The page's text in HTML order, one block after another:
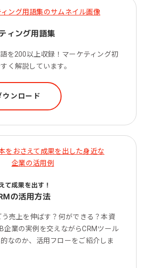
ィング用語集
を200以上収録！マーケティング初
く解説しています。
ウンロード
て成果を出す！
の活用方法
売上を伸ばす？何ができる？本資
企業の実例を交えながらCRMツール
なのか、活用フローをご紹介しま